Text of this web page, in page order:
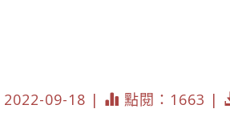
2022-09-18 | 點閱：1663 |